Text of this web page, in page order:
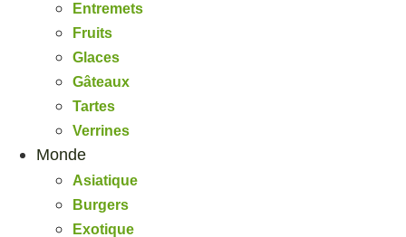
Entremets
Fruits
Glaces
Gâteaux
Tartes
Verrines
Monde
Asiatique
Burgers
Exotique